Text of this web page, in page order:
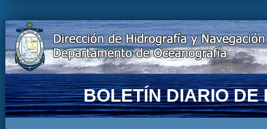
BOLETÍN DIARIO DE